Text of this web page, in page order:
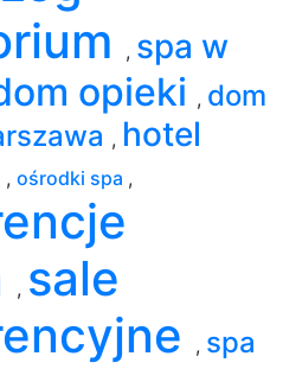
, spa w
opieki , dom
, hotel
, ośrodki spa ,
, sale
, spa